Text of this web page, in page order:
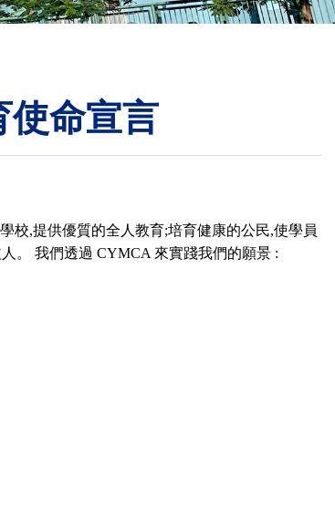
Join Us
使命宣言
校,提供優質的全人教育;培育健康的公民,使學員
。 我們透過 CYMCA 來實踐我們的願景 :